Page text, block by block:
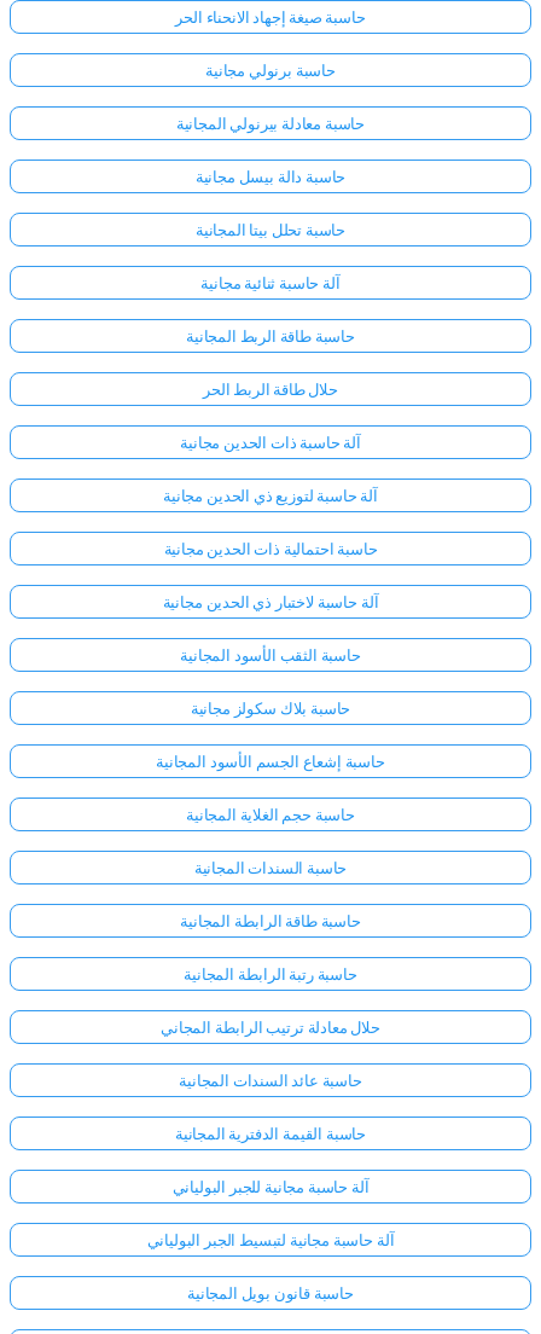
أسئلة
بعد
اطرح
سؤالك
الأول
حاسبة صيغة إجهاد الانحناء الحر
حاسبة برنولي مجانية
حاسبة معادلة بيرنولي المجانية
حاسبة دالة بيسل مجانية
حاسبة تحلل بيتا المجانية
آلة حاسبة ثنائية مجانية
حاسبة طاقة الربط المجانية
حلال طاقة الربط الحر
آلة حاسبة ذات الحدين مجانية
آلة حاسبة لتوزيع ذي الحدين مجانية
حاسبة احتمالية ذات الحدين مجانية
آلة حاسبة لاختبار ذي الحدين مجانية
حاسبة الثقب الأسود المجانية
حاسبة بلاك سكولز مجانية
حاسبة إشعاع الجسم الأسود المجانية
حاسبة حجم الغلاية المجانية
حاسبة السندات المجانية
حاسبة طاقة الرابطة المجانية
حاسبة رتبة الرابطة المجانية
حلال معادلة ترتيب الرابطة المجاني
حاسبة عائد السندات المجانية
حاسبة القيمة الدفترية المجانية
آلة حاسبة مجانية للجبر البولياني
آلة حاسبة مجانية لتبسيط الجبر البولياني
حاسبة قانون بويل المجانية